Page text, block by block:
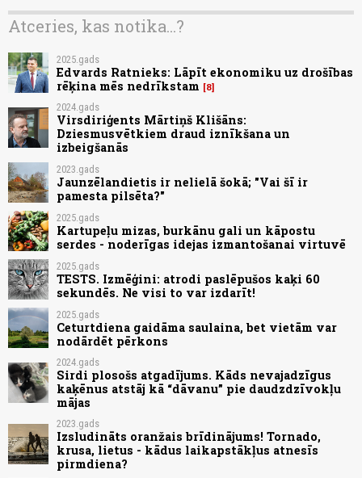
Atceries, kas notika...?
2025.gads
Edvards Ratnieks: Lāpīt ekonomiku uz drošības
rēķina mēs nedrīkstam
8
2024.gads
Virsdiriģents Mārtiņš Klišāns:
Dziesmusvētkiem draud iznīkšana un
izbeigšanās
2023.gads
Jaunzēlandietis ir nelielā šokā; "Vai šī ir
pamesta pilsēta?"
2025.gads
Kartupeļu mizas, burkānu gali un kāpostu
serdes - noderīgas idejas izmantošanai virtuvē
2025.gads
TESTS. Izmēģini: atrodi paslēpušos kaķi 60
sekundēs. Ne visi to var izdarīt!
2025.gads
Ceturtdiena gaidāma saulaina, bet vietām var
nodārdēt pērkons
2024.gads
Sirdi plosošs atgadījums. Kāds nevajadzīgus
kaķēnus atstāj kā “dāvanu” pie daudzdzīvokļu
mājas
2023.gads
Izsludināts oranžais brīdinājums! Tornado,
krusa, lietus - kādus laikapstākļus atnesīs
pirmdiena?